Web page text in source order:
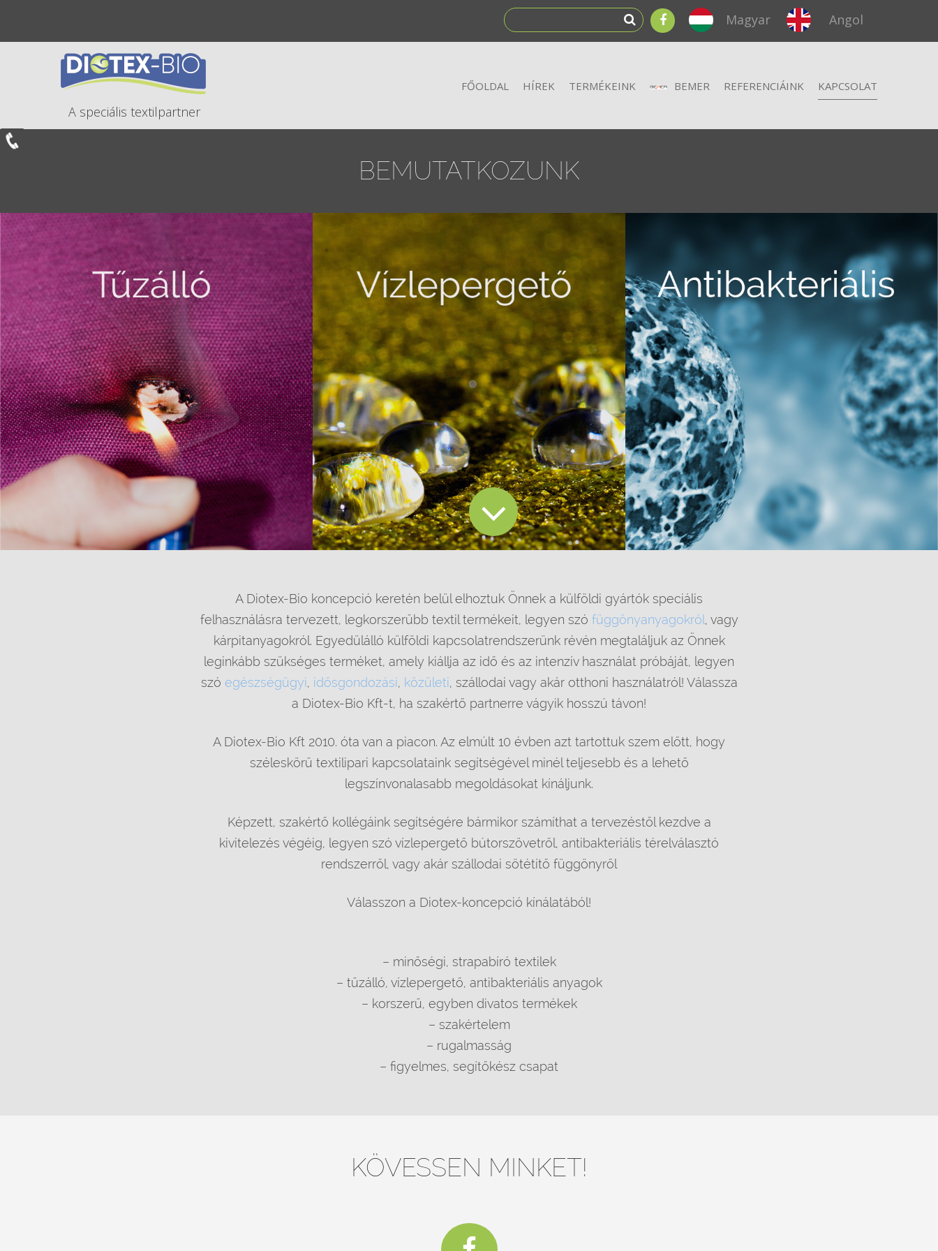
Magyar Angol
A speciális textilpartner
FŐOLDAL HÍREK TERMÉKEINK BEMER REFERENCIÁINK KAPCSOLAT
BEMUTATKOZUNK
A Diotex-Bio koncepció keretén belül elhoztuk Önnek a külföldi gyártók speciális
felhasználásra tervezett, legkorszerűbb textil termékeit, legyen szó függönyanyagokról , vagy
kárpitanyagokról. Egyedülálló külföldi kapcsolatrendszerünk révén megtaláljuk az Önnek
leginkább szükséges terméket, amely kiállja az idő és az intenzív használat próbáját, legyen
szó egészségügyi, idősgondozási, közületi, szállodai vagy akár otthoni használatról! Válassza
a Diotex-Bio Kft-t, ha szakértő partnerre vágyik hosszú távon!
A Diotex-Bio Kft 2010. óta van a piacon. Az elmúlt 10 évben azt tartottuk szem előtt, hogy
széleskörű textilipari kapcsolataink segítségével minél teljesebb és a lehető
legszínvonalasabb megoldásokat kínáljunk.
Képzett, szakértő kollégáink segítségére bármikor számíthat a tervezéstől kezdve a
kivitelezés végéig, legyen szó vízlepergető bútorszövetről, antibakteriális térelválasztó
rendszerről, vagy akár szállodai sötétítő függönyről
Válasszon a Diotex-koncepció kínálatából!
– minőségi, strapabíró textilek
– tűzálló, vízlepergető, antibakteriális anyagok
– korszerű, egyben divatos termékek
– szakértelem
– rugalmasság
– figyelmes, segítőkész csapat
KÖVESSEN MINKET!